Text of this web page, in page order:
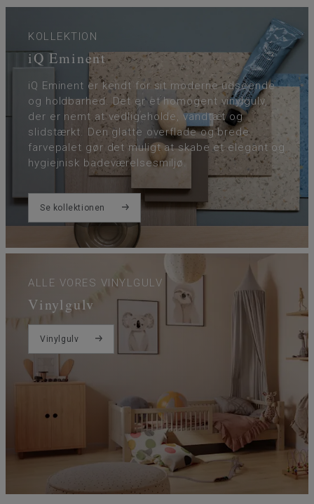
KOLLEKTION
iQ Eminent
iQ Eminent er kendt for sit moderne udseende
og holdbarhed. Det er et homogent vinylgulv,
der er nemt at vedligeholde, vandtæt og
slidstærkt. Den glatte overflade og brede
farvepalet gør det muligt at skabe et elegant og
hygiejnisk badeværelsesmiljø.
Se kollektionen
ALLE VORES VINYLGULV
Vinylgulv
Vinylgulv